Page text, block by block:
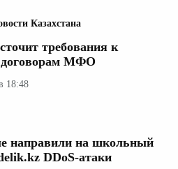
Казахстана
требования к
МФО
18:48
направили на школьный
DDoS-атаки